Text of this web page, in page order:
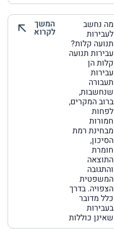
מה נחשב
לעבירות
תנועה קלות?
עבירות תנועה
קלות הן
עבירות
תעבורה
שנחשבות,
ברוב המקרים,
לפחות
חמורות
מבחינת רמת
הסיכון,
חומרת
התוצאה
והתגובה
המשפטית
הצפויה. בדרך
כלל מדובר
בעבירות
שאינן כוללות
המשך
לקרוא